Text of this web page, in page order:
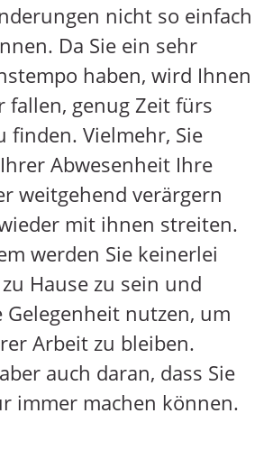
nicht so einfach
Da Sie ein sehr
haben, wird Ihnen
fallen, genug Zeit fürs
finden. Vielmehr, Sie
Abwesenheit Ihre
weitgehend verärgern
mit ihnen streiten.
werden Sie keinerlei
Hause zu sein und
Gelegenheit nutzen, um
Arbeit zu bleiben.
auch daran, dass Sie
immer machen können.